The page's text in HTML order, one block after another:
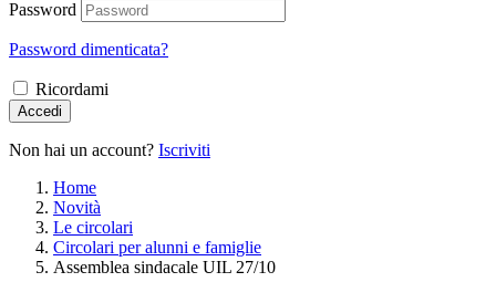
Password
Password dimenticata?
Ricordami
Accedi
Non hai un account? Iscriviti
Home
Novità
Le circolari
Circolari per alunni e famiglie
Assemblea sindacale UIL 27/10